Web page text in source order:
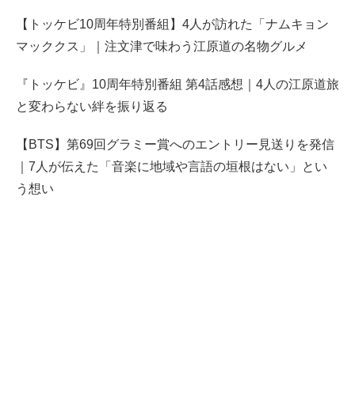
【トッケビ10周年特別番組】4人が訪れた「ナムキョン
マッククス」｜注文津で味わう江原道の名物グルメ
『トッケビ』10周年特別番組 第4話感想｜4人の江原道旅
と変わらない絆を振り返る
【BTS】第69回グラミー賞へのエントリー見送りを発信
｜7人が伝えた「音楽に地域や言語の垣根はない」とい
う想い